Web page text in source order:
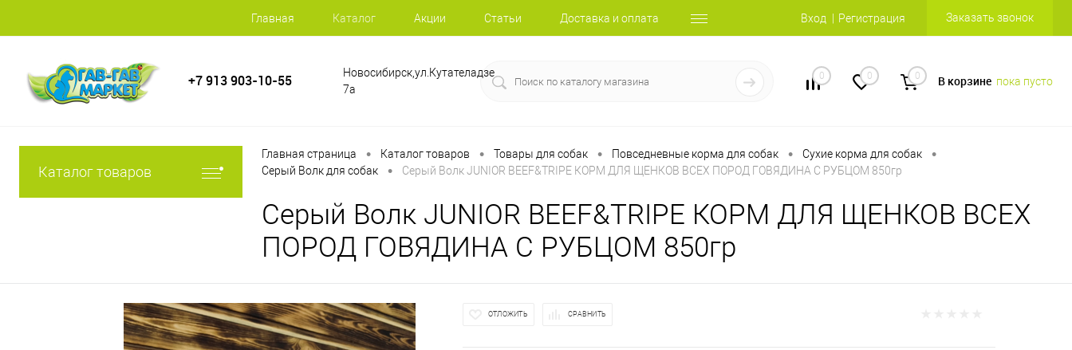
Главная Каталог Акции Статьи Доставка и оплата Вход Регистрация Заказать звонок
+7 913 903-10-55
Новосибирск,ул.Кутателадзе
7а
0 0 0 В корзине пока пусто
Каталог товаров
Главная страница • Каталог товаров • Товары для собак • Повседневные корма для собак • Сухие корма для собак •
Серый Волк для собак • Серый Волк JUNIOR BEEF&TRIPE КОРМ ДЛЯ ЩЕНКОВ ВСЕХ ПОРОД ГОВЯДИНА С РУБЦОМ 850гр
Серый Волк JUNIOR BEEF&TRIPE КОРМ ДЛЯ ЩЕНКОВ ВСЕХ
ПОРОД ГОВЯДИНА С РУБЦОМ 850гр
ОТЛОЖИТЬ СРАВНИТЬ